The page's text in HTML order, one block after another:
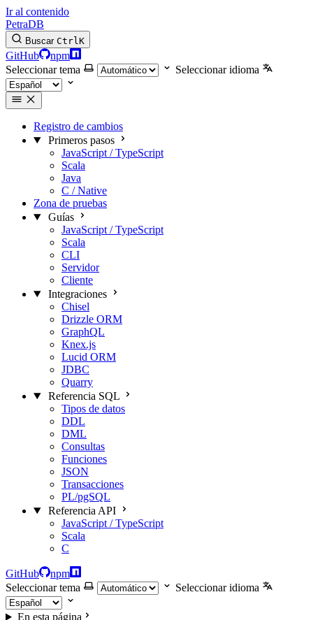
Ir al contenido
PetraDB
Buscar CtrlK
GitHub
npm
Seleccionar tema
Seleccionar idioma
Registro de cambios
Primeros pasos
JavaScript / TypeScript
Scala
Java
C / Native
Zona de pruebas
Guías
JavaScript / TypeScript
Scala
CLI
Servidor
Cliente
Integraciones
Chisel
Drizzle ORM
GraphQL
Knex.js
Lucid ORM
JDBC
Quarry
Referencia SQL
Tipos de datos
DDL
DML
Consultas
Funciones
JSON
Transacciones
PL/pgSQL
Referencia API
JavaScript / TypeScript
Scala
C
GitHub
npm
Seleccionar tema
Seleccionar idioma
En esta página